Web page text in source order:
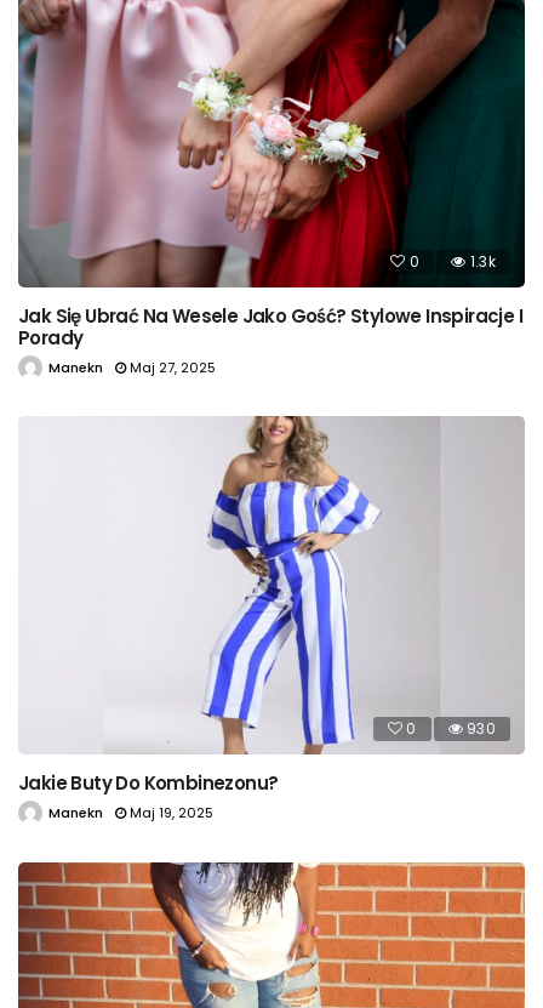
0 1.3k
Jak Się Ubrać Na Wesele Jako Gość? Stylowe Inspiracje I
Porady
Manekn Maj 27, 2025
0 930
Jakie Buty Do Kombinezonu?
Manekn Maj 19, 2025